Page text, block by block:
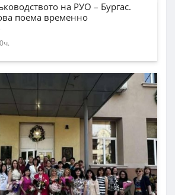
на РУО – Бургас.
поема временно